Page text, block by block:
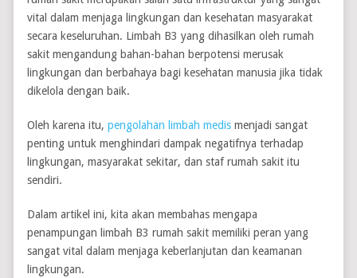
vital dalam menjaga lingkungan dan kesehatan masyarakat
secara keseluruhan. Limbah B3 yang dihasilkan oleh rumah
sakit mengandung bahan-bahan berpotensi merusak
lingkungan dan berbahaya bagi kesehatan manusia jika tidak
dikelola dengan baik.
Oleh karena itu,pengolahan limbah medis menjadi sangat
penting untuk menghindari dampak negatifnya terhadap
lingkungan, masyarakat sekitar, dan staf rumah sakit itu
sendiri.
Dalam artikel ini, kita akan membahas mengapa
penampungan limbah B3 rumah sakit memiliki peran yang
sangat vital dalam menjaga keberlanjutan dan keamanan
lingkungan.